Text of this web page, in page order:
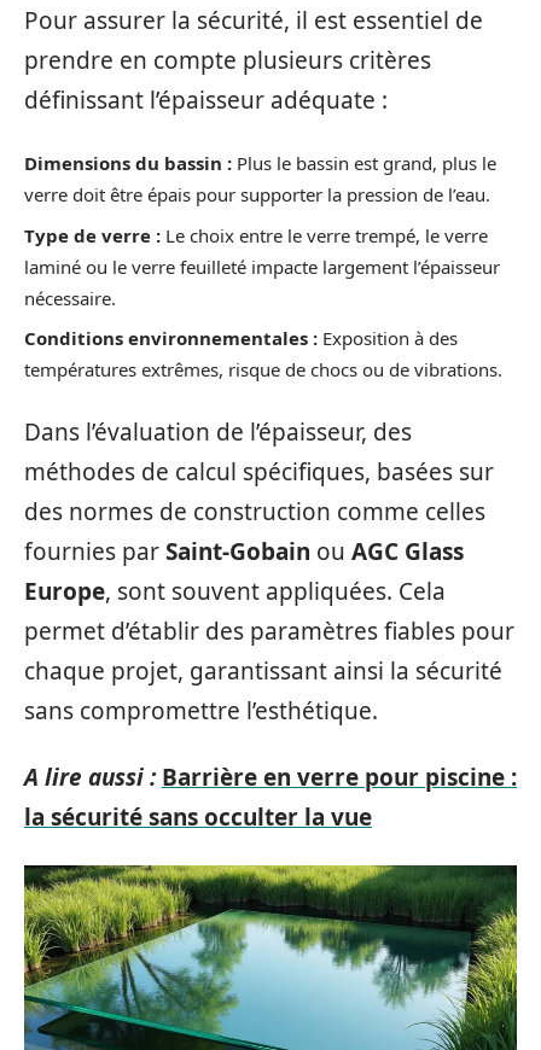
Pour assurer la sécurité, il est essentiel de
prendre en compte plusieurs critères
définissant l’épaisseur adéquate :
Dimensions du bassin : Plus le bassin est grand, plus le
verre doit être épais pour supporter la pression de l’eau.
Type de verre : Le choix entre le verre trempé, le verre
laminé ou le verre feuilleté impacte largement l’épaisseur
nécessaire.
Conditions environnementales : Exposition à des
températures extrêmes, risque de chocs ou de vibrations.
Dans l’évaluation de l’épaisseur, des
méthodes de calcul spécifiques, basées sur
des normes de construction comme celles
fournies parSaint-Gobain ou AGC Glass
Europe, sont souvent appliquées. Cela
permet d’établir des paramètres fiables pour
chaque projet, garantissant ainsi la sécurité
sans compromettre l’esthétique.
A lire aussi : Barrière en verre pour piscine :
la sécurité sans occulter la vue